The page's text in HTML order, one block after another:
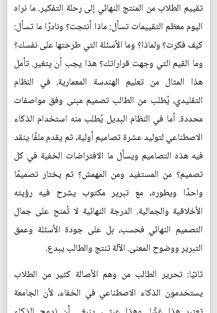
تقييم الطلاب من المنتج النهائي إلى رحلة التفكير. ما نراه
اليوم معظم التقييمات تسأل: ماذا أنتجت؟ ونادرًا ما تسأل:
كيف فكرت؟ ولماذا؟ وما الأسئلة التي طرحتها على نفسك؟
وما القيم التي وجهت قراراتك؟ هذا يجب أن يتغير. تأمل
هذا المثال من تعليم الهندسة المعمارية. في النظام
التقليدي، يُطلب من الطالب تصميم مبنى وفق مواصفات
محددة. أما في النظام البديل يُطلب منه استخدام الذكاء
الاصطناعي لتوليد عشرة تصاميم أولية، ثم يقدم ملفًا ينقد
فيه هذه التصاميم ويسأل ما الافتراضات الخفية في كل
تصميم؟ من المستفيد ومن المهمش؟ ثم يختار تصميمًا
واحدًا ويطوره، مع تبرير مكتوب يشرح فيه رؤيته
الأخلاقية والجمالية. الدرجة النهائية لا تُمنح على جمال
التصميم النهائي فحسب، بل على جودة الأسئلة وعمق
التبرير ووضوح المعنى. الآلة تنتج والطالب يبدع.
ثانيًا: تحرير الطالب من وهم الأصالة كثير من الطلاب
يستخدمون الذكاء الاصطناعي في الخفاء، لأن الجامعة